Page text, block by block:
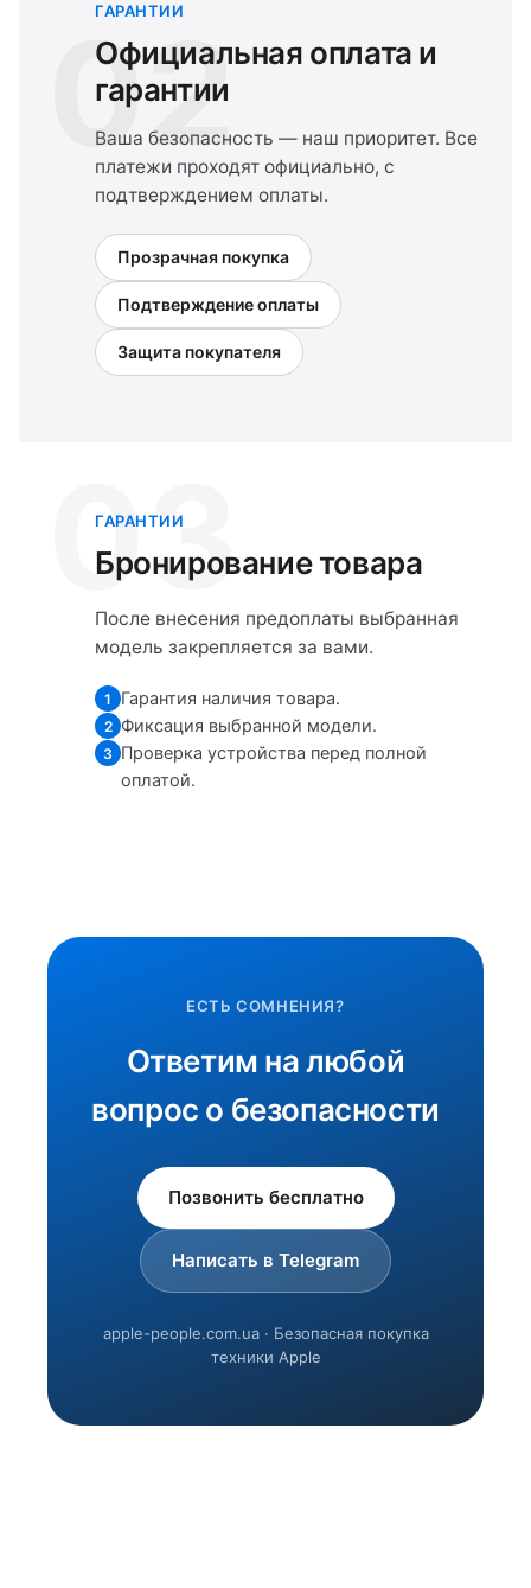
02
ГАРАНТИИ
Официальная оплата и
гарантии
Ваша безопасность — наш приоритет. Все
платежи проходят официально, с
подтверждением оплаты.
Прозрачная покупка
Подтверждение оплаты
Защита покупателя
03
ГАРАНТИИ
Бронирование товара
После внесения предоплаты выбранная
модель закрепляется за вами.
1 Гарантия наличия товара.
2 Фиксация выбранной модели.
3 Проверка устройства перед полной
оплатой.
ЕСТЬ СОМНЕНИЯ?
Ответим на любой
вопрос о безопасности
Позвонить бесплатно
Написать в Telegram
apple-people.com.ua · Безопасная покупка
техники Apple